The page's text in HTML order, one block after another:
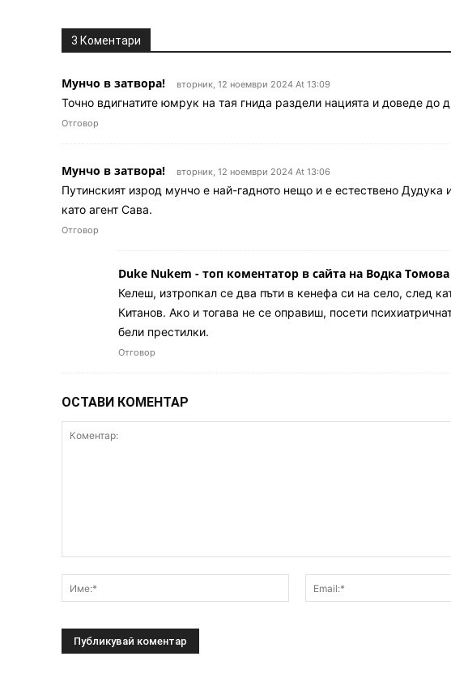
3 Коментари
Мунчо в затвора! вторник, 12 ноември 2024 At 13:09
Точно вдигнатите юмрук на тая гнида раздели нацията и доведе до
Отговор
Мунчо в затвора! вторник, 12 ноември 2024 At 13:06
Путинският изрод мунчо е най-гадното нещо и е естествено
като агент Сава.
Отговор
Duke Nukem - топ коментатор в сайта на Водка Томова
Келеш, изтропкал се два пъти в кенефа си на село, след
Китанов. Ако и тогава не се оправиш, посети
бели престилки.
Отговор
ОСТАВИ КОМЕНТАР
Име:*